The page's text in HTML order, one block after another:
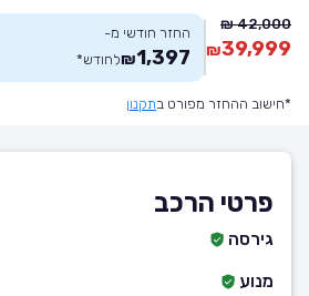
42,000 ₪
39,999
₪
החזר חודשי מ-
1,397
₪לחודש*
*חישוב ההחזר מפורט בתקנון
פרטי הרכב
גירסה
מנוע